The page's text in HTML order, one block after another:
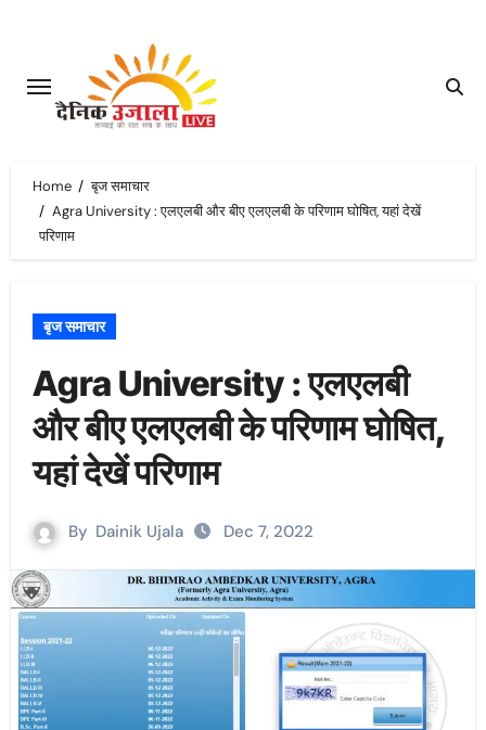
content
Home
बृज समाचार
Agra University : एलएलबी और बीए एलएलबी के परिणाम घोषित, यहां देखें
परिणाम
बृज समाचार
Agra University : एलएलबी
और बीए एलएलबी के परिणाम घोषित,
यहां देखें परिणाम
By Dainik Ujala Dec 7, 2022